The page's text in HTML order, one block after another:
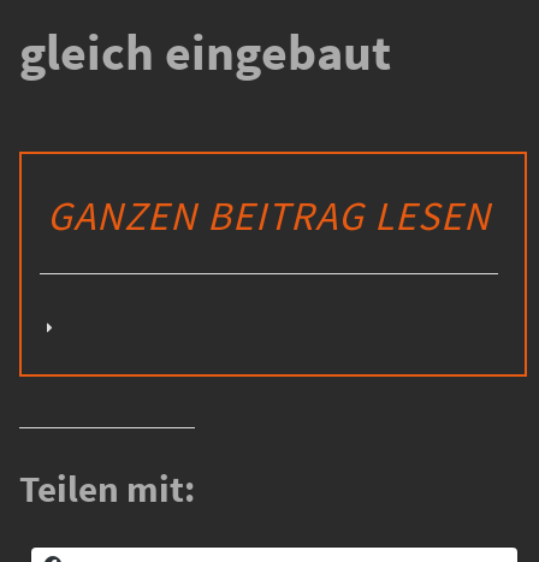
gleich eingebaut
GANZEN BEITRAG LESEN
Teilen mit: